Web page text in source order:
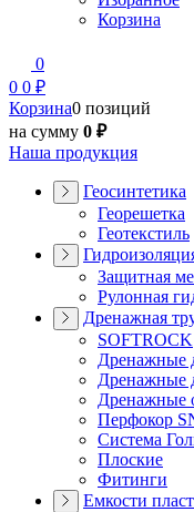
Корзина
0
0 0 ₽
Корзина0 позиций
на сумму 0 ₽
Наша продукция
Геосинтетика
Георешетка
Геотекстиль
Защитная
Рулонная
Дренажная
SOFTROCK
Дренажные
Дренажные
Дренажные
Перфокор
Система
Плоские
Фитинги
Емкости